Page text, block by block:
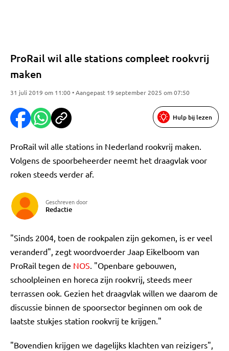
ProRail wil alle stations compleet rookvrij
maken
31 juli 2019 om 11:00 • Aangepast 19 september 2025 om 07:50
Hulp bij lezen
ProRail wil alle stations in Nederland rookvrij maken.
Volgens de spoorbeheerder neemt het draagvlak voor
roken steeds verder af.
Geschreven door
Redactie
"Sinds 2004, toen de rookpalen zijn gekomen, is er veel
veranderd", zegt woordvoerder Jaap Eikelboom van
ProRail tegen de NOS. "Openbare gebouwen,
schoolpleinen en horeca zijn rookvrij, steeds meer
terrassen ook. Gezien het draagvlak willen we daarom de
discussie binnen de spoorsector beginnen om ook de
laatste stukjes station rookvrij te krijgen."
"Bovendien krijgen we dagelijks klachten van reizigers",